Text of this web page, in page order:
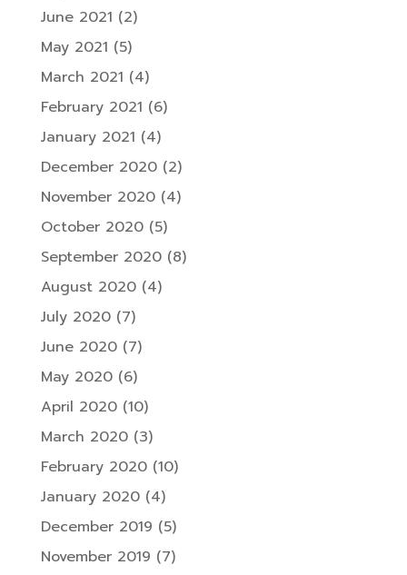
June 2021 (2)
May 2021 (5)
March 2021 (4)
February 2021 (6)
January 2021 (4)
December 2020(2)
November 2020(4)
October 2020(5)
September 2020(8)
August 2020(4)
July 2020(7)
June 2020(7)
May 2020(6)
April 2020(10)
March 2020(3)
February 2020(10)
January 2020(4)
December 2019 (5)
November 2019 (7)